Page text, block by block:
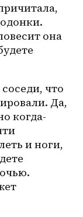
она
что
Да,
когда-
и ноги,